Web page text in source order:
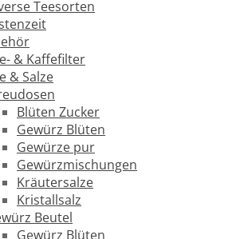
Teesorten
& Kaffefilter
& Salze
Blüten Zucker
Gewürz Blüten
Gewürze pur
Gewürzmischungen
Kräutersalze
Kristallsalz
Beutel
Gewürz Blüten